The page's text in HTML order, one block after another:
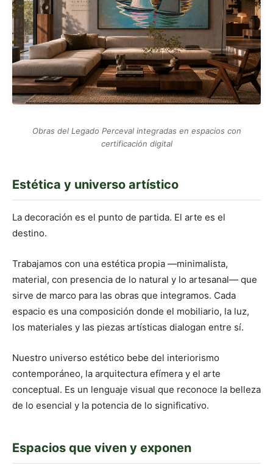
Obras del Legado Perceval integradas en espacios con
certificación digital
Estética y universo artístico
La decoración es el punto de partida. El arte es el
destino.
Trabajamos con una estética propia —minimalista,
material, con presencia de lo natural y lo artesanal— que
sirve de marco para las obras que integramos. Cada
espacio es una composición donde el mobiliario, la luz,
los materiales y las piezas artísticas dialogan entre sí.
Nuestro universo estético bebe del interiorismo
contemporáneo, la arquitectura efímera y el arte
conceptual. Es un lenguaje visual que reconoce la belleza
de lo esencial y la potencia de lo significativo.
Espacios que viven y exponen